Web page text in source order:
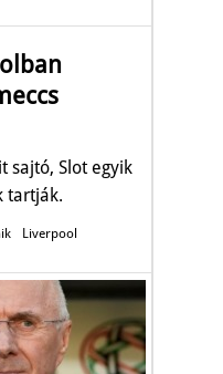
sajtó, Slot egyik
tartják.
Liverpool